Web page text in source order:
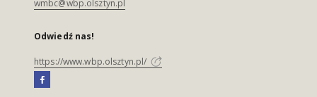
wmbc@wbp.olsztyn.pl
Odwiedź nas!
https://www.wbp.olsztyn.pl/